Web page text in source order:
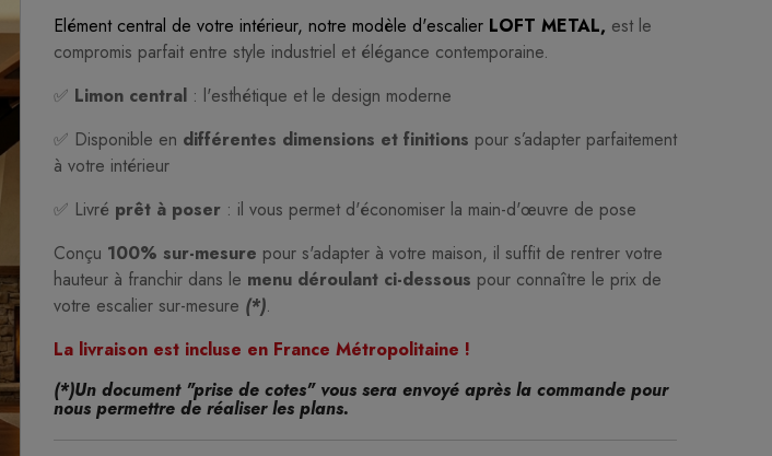
Elément central de votre intérieur, notre modèle d'escalier LOFT METAL, est le
compromis parfait entre style industriel et élégance contemporaine.
✅ Limon central : l'esthétique et le design moderne
✅ Disponible en différentes dimensions et finitions pour s’adapter parfaitement
à votre intérieur
✅ Livré prêt à poser : il vous permet d'économiser la main-d'œuvre de pose
Conçu 100% sur-mesure pour s'adapter à votre maison, il suffit de rentrer votre
hauteur à franchir dans le menu déroulant ci-dessous pour connaître le prix de
votre escalier sur-mesure (*).
La livraison est incluse en France Métropolitaine !
(*)Un document "prise de cotes" vous sera envoyé après la commande pour
nous permettre de réaliser les plans.